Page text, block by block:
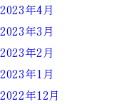
2023年4月
2023年3月
2023年2月
2023年1月
2022年12月